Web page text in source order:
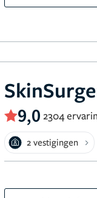
9,0 2304
2 vestigingen